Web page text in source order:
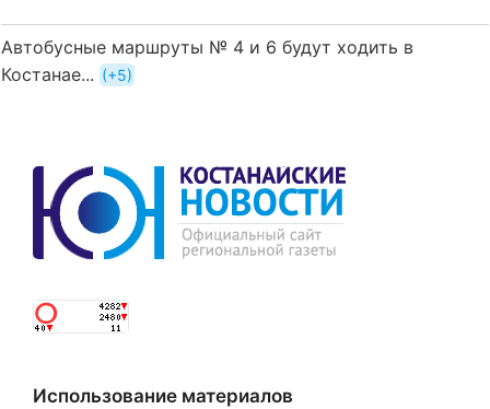
Автобусные маршруты № 4 и 6 будут ходить в
Костанае...
+5
Использование материалов